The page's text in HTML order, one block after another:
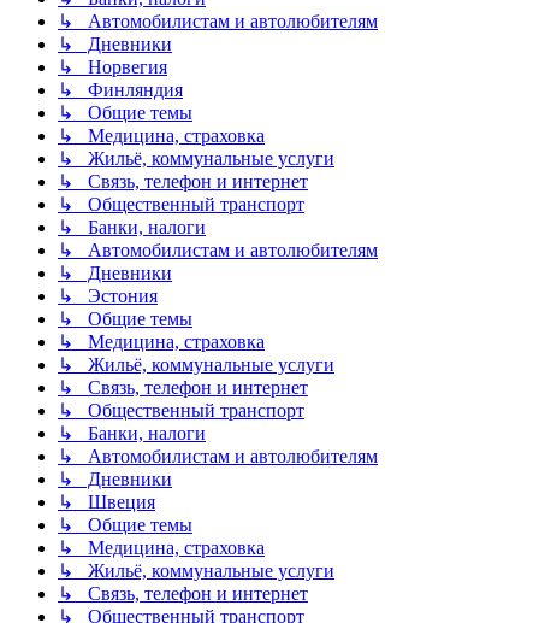
↳ Автомобилистам и автолюбителям
↳ Дневники
↳ Норвегия
↳ Финляндия
↳ Общие темы
↳ Медицина, страховка
↳ Жильё, коммунальные услуги
↳ Связь, телефон и интернет
↳ Общественный транспорт
↳ Банки, налоги
↳ Автомобилистам и автолюбителям
↳ Дневники
↳ Эстония
↳ Общие темы
↳ Медицина, страховка
↳ Жильё, коммунальные услуги
↳ Связь, телефон и интернет
↳ Общественный транспорт
↳ Банки, налоги
↳ Автомобилистам и автолюбителям
↳ Дневники
↳ Швеция
↳ Общие темы
↳ Медицина, страховка
↳ Жильё, коммунальные услуги
↳ Связь, телефон и интернет
↳ Общественный транспорт